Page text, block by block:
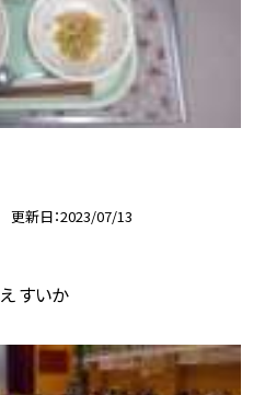
更新日 2023/07/13
すいか